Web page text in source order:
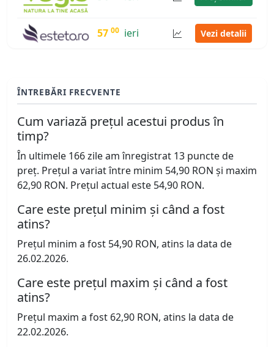
57 00 ieri Vezi detalii
ÎNTREBĂRI FRECVENTE
Cum variază prețul acestui produs în
timp?
În ultimele 166 zile am înregistrat 13 puncte de
preț. Prețul a variat între minim 54,90 RON și maxim
62,90 RON. Prețul actual este 54,90 RON.
Care este prețul minim și când a fost
atins?
Prețul minim a fost 54,90 RON, atins la data de
26.02.2026.
Care este prețul maxim și când a fost
atins?
Prețul maxim a fost 62,90 RON, atins la data de
22.02.2026.